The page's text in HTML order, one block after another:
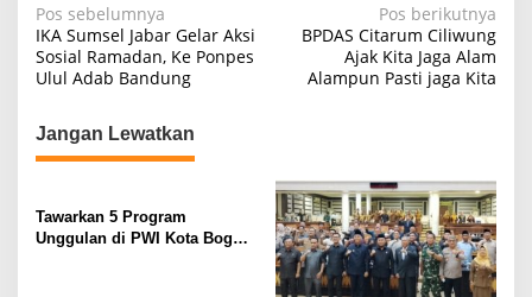
N
a
v
i
g
s
i
Pos sebelumnya
IKA Sumsel Jabar Gelar Aksi
Sosial Ramadan, Ke Ponpes
Ulul Adab Bandung
Pos berikutnya
BPDAS Citarum Ciliwung
Ajak Kita Jaga Alam
Alampun Pasti jaga Kita
Jangan Lewatkan
Tawarkan 5 Program
Unggulan di PWI Kota Bogor,